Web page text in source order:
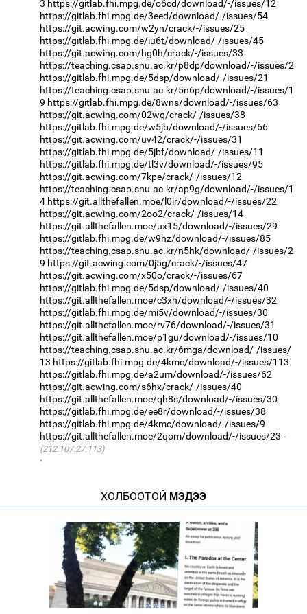
3 https://gitlab.fhi.mpg.de/o6cd/download/-/issues/12
https://gitlab.fhi.mpg.de/3eed/download/-/issues/54
https://git.acwing.com/w2yn/crack/-/issues/25
https://gitlab.fhi.mpg.de/iu6t/download/-/issues/45
https://git.acwing.com/hg0h/crack/-/issues/33
https://teaching.csap.snu.ac.kr/p8dp/download/-/issues/2
https://gitlab.fhi.mpg.de/5dsp/download/-/issues/21
https://teaching.csap.snu.ac.kr/5n6p/download/-/issues/1
9 https://gitlab.fhi.mpg.de/8wns/download/-/issues/63
https://git.acwing.com/02wq/crack/-/issues/38
https://gitlab.fhi.mpg.de/w5jb/download/-/issues/66
https://git.acwing.com/uv42/crack/-/issues/31
https://gitlab.fhi.mpg.de/5jbf/download/-/issues/11
https://gitlab.fhi.mpg.de/tl3v/download/-/issues/95
https://git.acwing.com/7kpe/crack/-/issues/12
https://teaching.csap.snu.ac.kr/ap9g/download/-/issues/1
4 https://git.allthefallen.moe/l0ir/download/-/issues/22
https://git.acwing.com/2oo2/crack/-/issues/14
https://git.allthefallen.moe/ux15/download/-/issues/29
https://gitlab.fhi.mpg.de/w9hz/download/-/issues/85
https://teaching.csap.snu.ac.kr/n5hk/download/-/issues/2
9 https://git.acwing.com/0j5g/crack/-/issues/47
https://git.acwing.com/x50o/crack/-/issues/67
https://gitlab.fhi.mpg.de/5dsp/download/-/issues/40
https://git.allthefallen.moe/c3xh/download/-/issues/32
https://gitlab.fhi.mpg.de/mi5v/download/-/issues/30
https://git.allthefallen.moe/rv76/download/-/issues/31
https://git.allthefallen.moe/p1gu/download/-/issues/10
https://teaching.csap.snu.ac.kr/6mga/download/-/issues/
13 https://gitlab.fhi.mpg.de/4kmc/download/-/issues/113
https://gitlab.fhi.mpg.de/a2um/download/-/issues/62
https://git.acwing.com/s6hx/crack/-/issues/40
https://git.allthefallen.moe/qh8s/download/-/issues/30
https://gitlab.fhi.mpg.de/ee8r/download/-/issues/38
https://gitlab.fhi.mpg.de/4kmc/download/-/issues/9
https://git.allthefallen.moe/2qom/download/-/issues/23
(212.107.27.113)
·
ХОЛБООТОЙ МЭДЭЭ